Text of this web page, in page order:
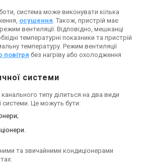
система може виконувати кілька
осушення . Також, пристрій має
вентиляції. Відповідно, мешканці
температурні показники та пристрій
температуру. Режим вентиляції
повітря без нагріву або охолодження
системи
типу ділиться на два види
системи. Це можуть бути:
та звичайними кондиціонерами